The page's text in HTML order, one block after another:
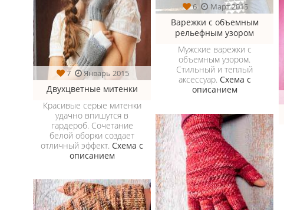
6 Март 2015
Варежки с объемным
рельефным узором
Мужские варежки с
объемным узором.
Стильный и теплый
аксессуар. Схема с
описанием
7 Январь 2015
Двухцветные митенки
Красивые серые митенки
удачно впишутся в
гардероб. Сочетание
белой оборки создает
отличный эффект. Схема с
описанием